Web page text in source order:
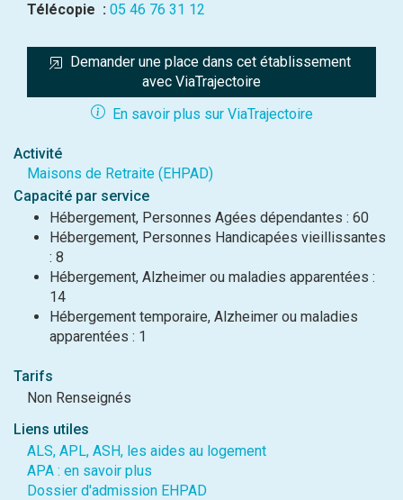
Télécopie : 05 46 76 31 12
Demander une place dans cet établissement
avec ViaTrajectoire
En savoir plus sur ViaTrajectoire
Activité
Maisons de Retraite (EHPAD)
Capacité par service
Hébergement, Personnes Agées dépendantes : 60
Hébergement, Personnes Handicapées vieillissantes
: 8
Hébergement, Alzheimer ou maladies apparentées :
14
Hébergement temporaire, Alzheimer ou maladies
apparentées : 1
Tarifs
Non Renseignés
Liens utiles
ALS, APL, ASH, les aides au logement
APA : en savoir plus
Dossier d'admission EHPAD